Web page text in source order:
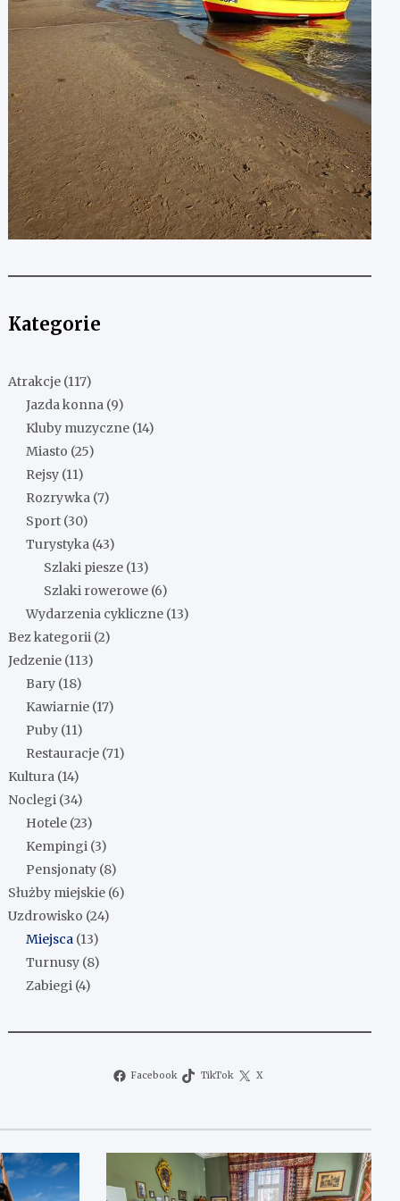
Kategorie
Atrakcje (117)
Jazda konna (9)
Kluby muzyczne (14)
Miasto (25)
Rejsy (11)
Rozrywka (7)
Sport (30)
Turystyka (43)
Szlaki piesze (13)
Szlaki rowerowe (6)
Wydarzenia cykliczne (13)
Bez kategorii (2)
Jedzenie (113)
Bary (18)
Kawiarnie (17)
Puby (11)
Restauracje (71)
Kultura (14)
Noclegi (34)
Hotele (23)
Kempingi (3)
Pensjonaty (8)
Służby miejskie (6)
Uzdrowisko (24)
Miejsca (13)
Turnusy (8)
Zabiegi (4)
Facebook TikTok X